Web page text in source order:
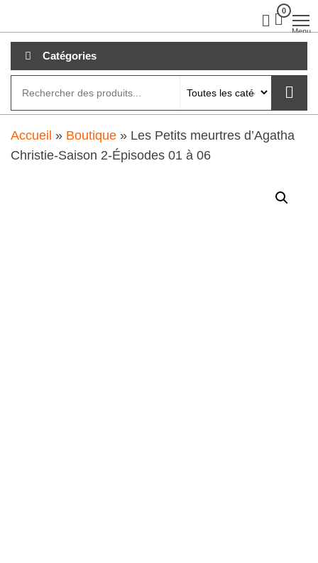
au
contenu
0
Menu
Catégories
Accueil » Boutique » Les Petits meurtres d’Agatha
Christie-Saison 2-Épisodes 01 à 06